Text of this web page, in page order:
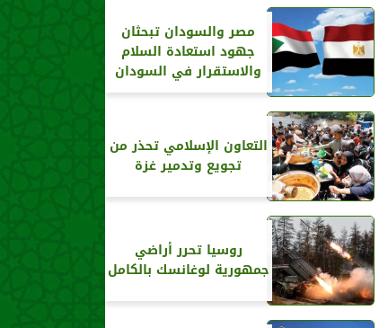
مصر والسودان تبحثان
جهود استعادة السلام
والاستقرار في السودان
التعاون الإسلامي تحذر من
تجويع وتدمير غزة
روسيا تحرر أراضي
جمهورية لوغانسك بالكامل